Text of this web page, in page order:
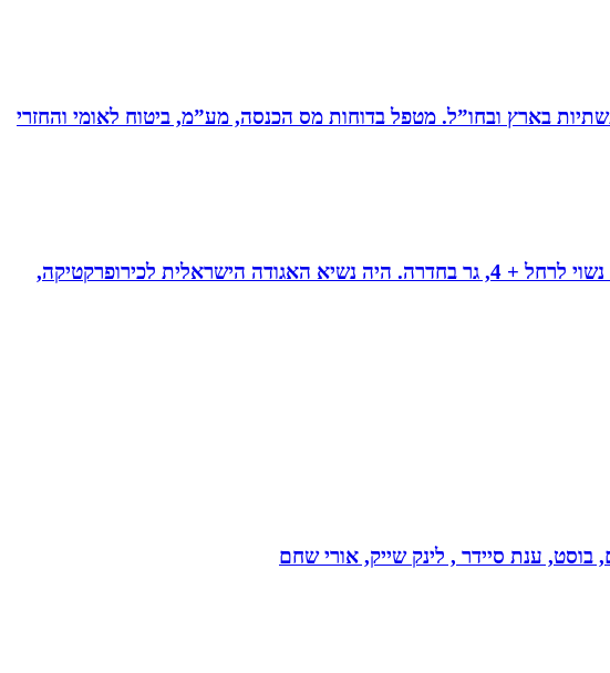
כ15 שנים מנהל כספים בחברות תעשייה ותשתיות בארץ ובחו”ל. מטפל בדוחות מס הכנסה, מע”מ, ביטוח לאומי והחזרי
ד”ר רונן מנדי, כירופרקט 28 שנים בחדרה וברמת אביב, מומחה לטיפול כירופרקטי באוטיזם ובתפקודי מוח. נשוי לרחל + 4, גר בחדרה. היה נשיא האגודה הישראלית לכירופרקטיקה,
ענת סיידר , לינק שייק, אורי שחם